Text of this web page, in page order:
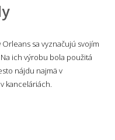
sa vyznačujú svojím
ich výrobu bola použitá
nájdu najmä v
kanceláriách.